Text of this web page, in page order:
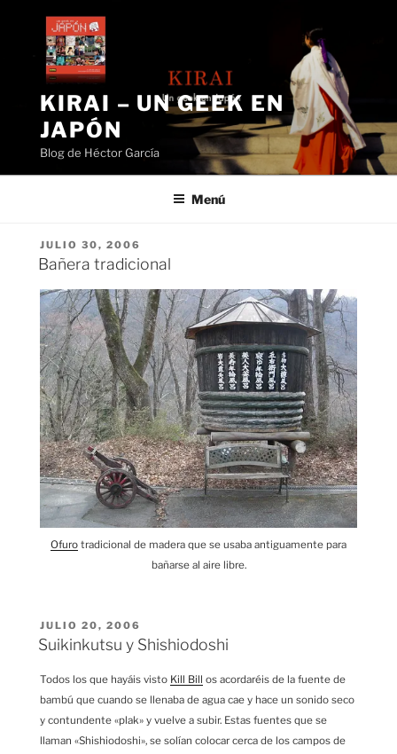
contenido
KIRAI – UN GEEK EN
JAPÓN
Blog de Héctor García
Menú
PUBLICADO
EL
JULIO 30, 2006
Bañera tradicional
Ofuro tradicional de madera que se usaba antiguamente para
bañarse al aire libre.
PUBLICADO
EL
JULIO 20, 2006
Suikinkutsu y Shishiodoshi
Todos los que hayáis visto Kill Bill os acordaréis de la fuente de
bambú que cuando se llenaba de agua cae y hace un sonido seco
y contundente «plak» y vuelve a subir. Estas fuentes que se
llaman «Shishiodoshi», se solían colocar cerca de los campos de